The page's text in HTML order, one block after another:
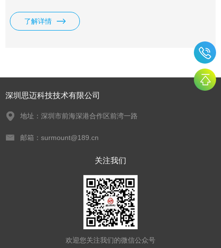
系统将冲击试样断口形貌进行全视野实时采样，可完成对落
锤、摆锤冲击试样断口纤维率进行测量。操作方便，准确率
高，并能进行以往手工不能完成的操作。储存的结果数据可供
了解详情
深圳思迈科技技术有限公司
地址：深圳市前海深港合作区前湾一路
邮箱：surmount@189.cn
关注我们
欢迎您关注我们的微信公众号